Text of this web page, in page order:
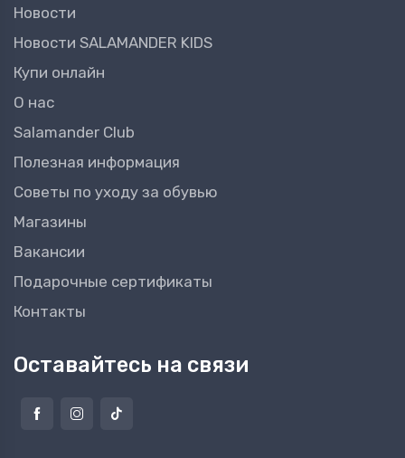
Новости
Новости SALAMANDER KIDS
Купи онлайн
О нас
Salamander Club
Полезная информация
Советы по уходу за обувью
Магазины
Вакансии
Подарочные сертификаты
Контакты
Оставайтесь на связи